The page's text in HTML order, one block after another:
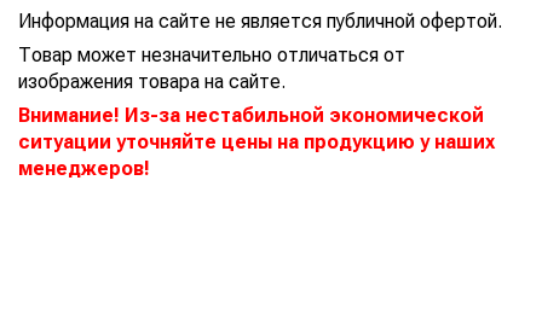
Информация на сайте не является публичной офертой.
Товар может незначительно отличаться от
изображения товара на сайте.
Внимание! Из-за нестабильной экономической
ситуации уточняйте цены на продукцию у наших
менеджеров!